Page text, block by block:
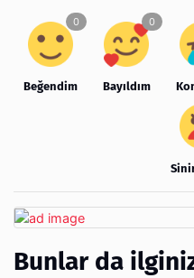
Beğendim Bayıldım
Bunlar da